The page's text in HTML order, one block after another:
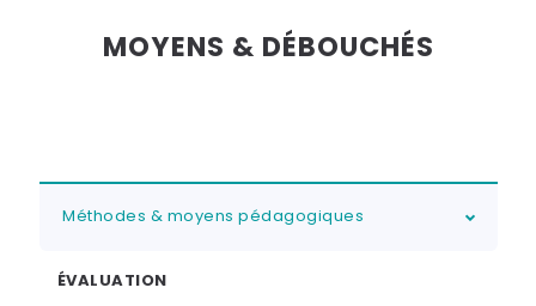
MOYENS & DÉBOUCHÉS
Méthodes & moyens pédagogiques
ÉVALUATION